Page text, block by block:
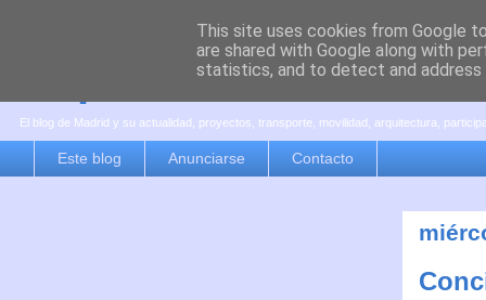
es por madrid
El blog de Madrid y su actualidad, proyectos, transporte, movilidad, arquitectura,
Este blog Anunciarse Contacto
This site uses cookies from Google
are shared with Google along with
statistics, and to detect and address